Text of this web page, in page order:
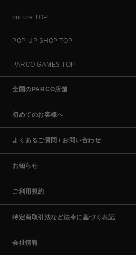
culture TOP
POP-UP SHOP TOP
PARCO GAMES TOP
全国のPARCO店舗
初めてのお客様へ
よくあるご質問 / お問い合わせ
お知らせ
ご利用規約
特定商取引法など法令に基づく表記
会社情報